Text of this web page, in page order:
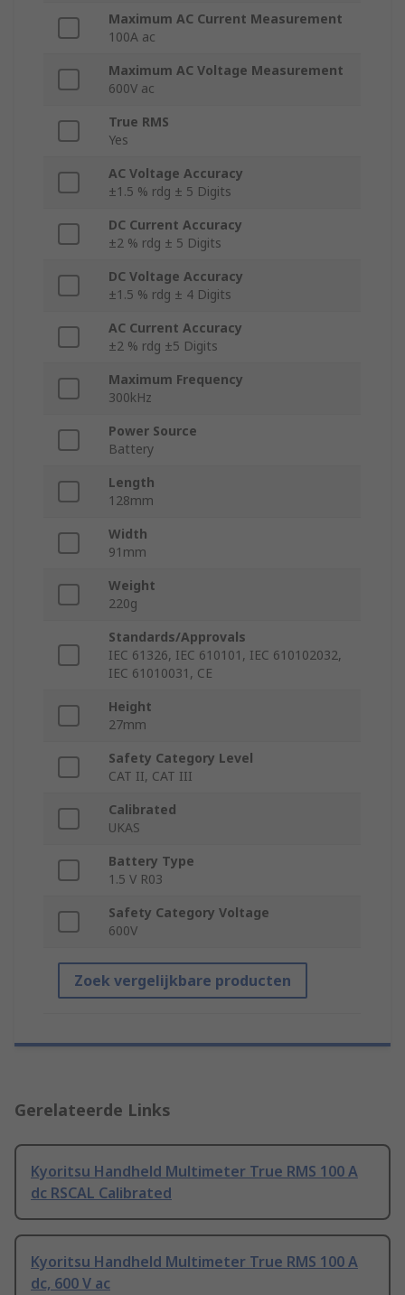
Maximum AC Current Measurement
100A ac
Maximum AC Voltage Measurement
600V ac
True RMS
Yes
AC Voltage Accuracy
±1.5 % rdg ± 5 Digits
DC Current Accuracy
±2 % rdg ± 5 Digits
DC Voltage Accuracy
±1.5 % rdg ± 4 Digits
AC Current Accuracy
±2 % rdg ±5 Digits
Maximum Frequency
300kHz
Power Source
Battery
Length
128mm
Width
91mm
Weight
220g
Standards/Approvals
IEC 61326, IEC 610101, IEC 610102032,
IEC 61010031, CE
Height
27mm
Safety Category Level
CAT II, CAT III
Calibrated
UKAS
Battery Type
1.5 V R03
Safety Category Voltage
600V
Zoek vergelijkbare producten
Gerelateerde Links
Kyoritsu Handheld Multimeter True RMS 100 A
dc RSCAL Calibrated
Kyoritsu Handheld Multimeter True RMS 100 A
dc, 600 V ac